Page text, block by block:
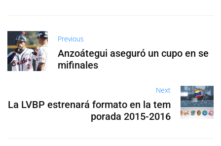
Previous
Anzoátegui aseguró un cupo en se
mifinales
Next
La LVBP estrenará formato en la tem
porada 2015-2016